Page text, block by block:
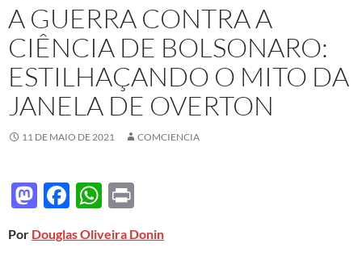
A GUERRA CONTRA A
CIÊNCIA DE BOLSONARO:
ESTILHAÇANDO O MITO DA
JANELA DE OVERTON
11 DE MAIO DE 2021 COMCIENCIA
M
to
F
e
W
at nt
Por Douglas Oliveira Donin